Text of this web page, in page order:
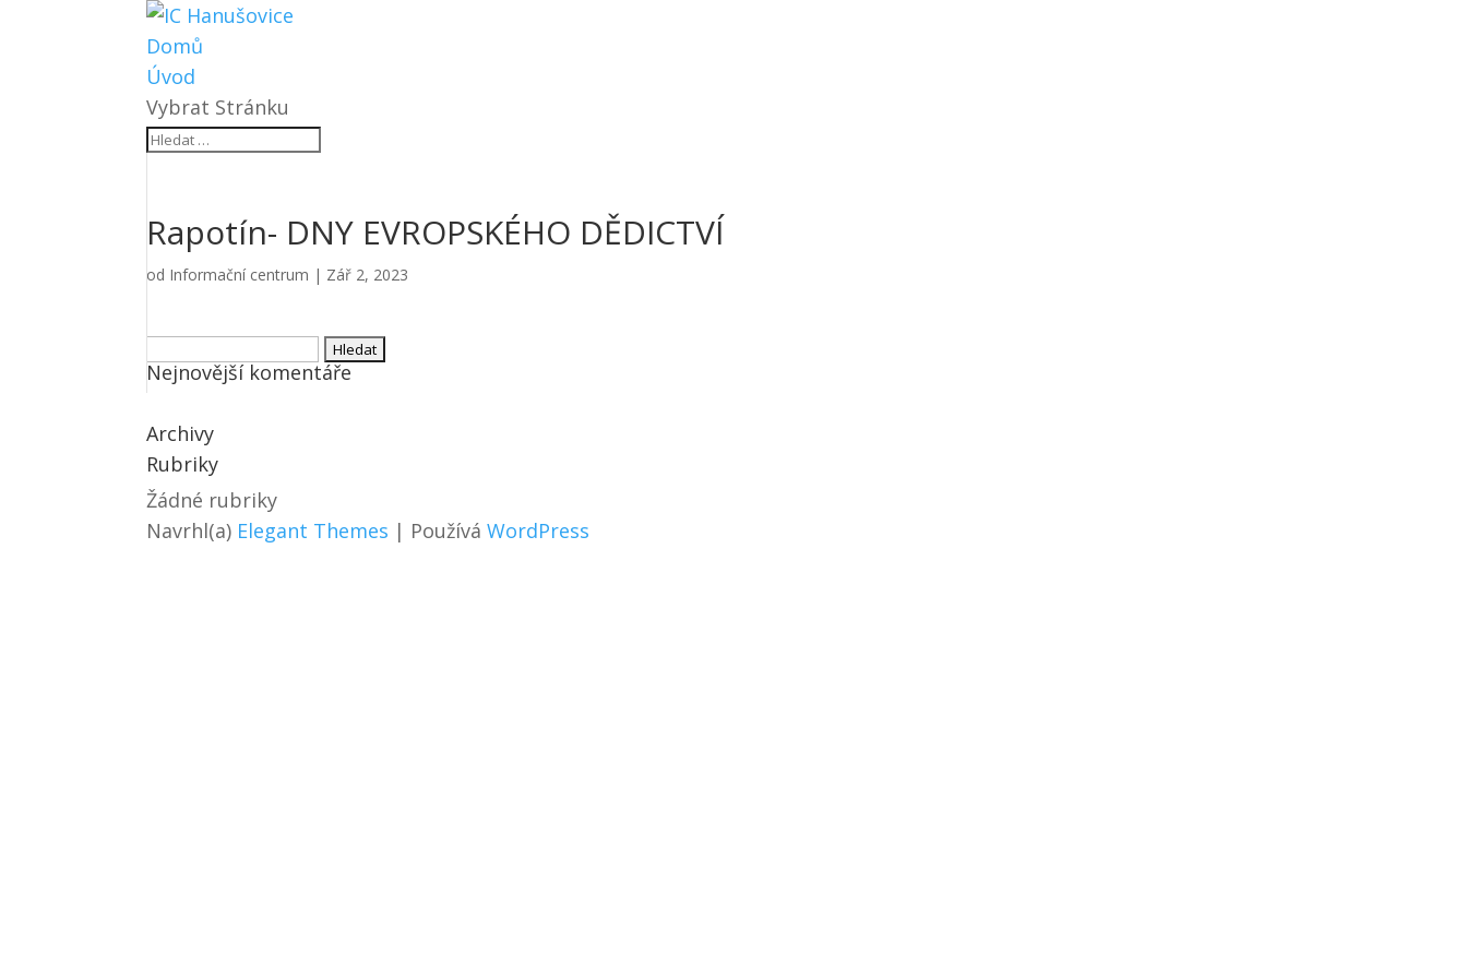
Domů
Úvod
Vybrat Stránku
Rapotín- DNY EVROPSKÉHO DĚDICTVÍ
od Informační centrum | Zář 2, 2023
Vyhledávání
Nejnovější komentáře
Archivy
Rubriky
Žádné rubriky
Navrhl(a) Elegant Themes | PoužíváWordPress